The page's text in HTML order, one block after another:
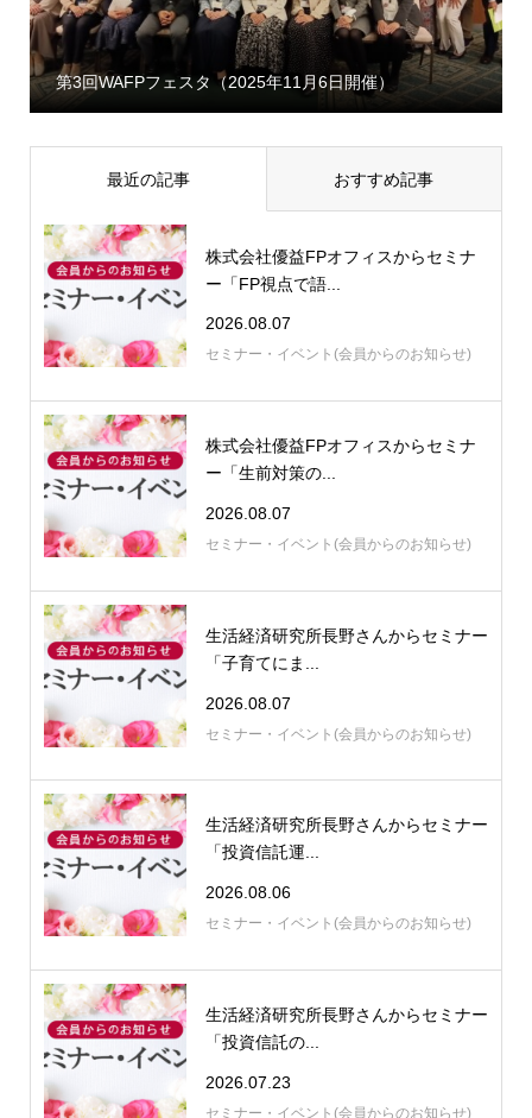
第3回WAFPフェスタ（2025年11月6日開催）
最近の記事 おすすめ記事
株式会社優益FPオフィスからセミナ
ー「FP視点で語...
2026.08.07
セミナー・イベント(会員からのお知らせ)
株式会社優益FPオフィスからセミナ
ー「生前対策の...
2026.08.07
セミナー・イベント(会員からのお知らせ)
生活経済研究所長野さんからセミナー
「子育てにま...
2026.08.07
セミナー・イベント(会員からのお知らせ)
生活経済研究所長野さんからセミナー
「投資信託運...
2026.08.06
セミナー・イベント(会員からのお知らせ)
生活経済研究所長野さんからセミナー
「投資信託の...
2026.07.23
セミナー・イベント(会員からのお知らせ)